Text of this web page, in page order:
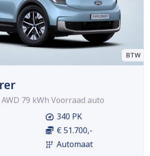
BTW
79 kWh Voorraad auto
340 PK
€ 51.700,-
Automaat